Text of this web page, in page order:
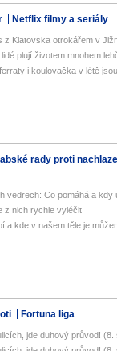
Netflix filmy a seriály
Klatovska otrokářem v
plují životem mnohem
i koulovačka v létě
rady proti
vedrech: Co pomáhá a kdy
z nich rychle vyléčit
a kde v našem těle je
Fortuna liga
jde duhový průvod! (8.